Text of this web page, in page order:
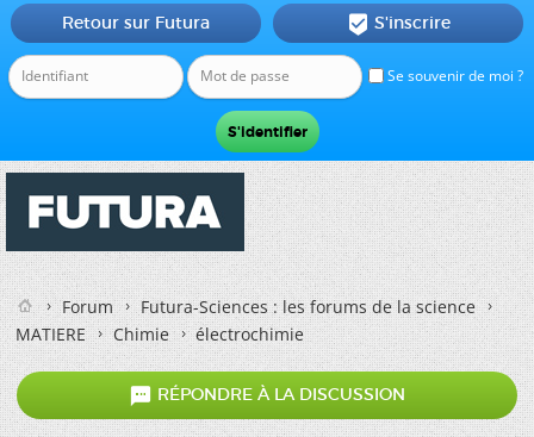
Se souvenir de moi ?
Retour sur Futura  S'inscrire
Forum
Futura-Sciences : les forums de la science
MATIERE
Chimie électrochimie
 RÉPONDRE À LA DISCUSSION